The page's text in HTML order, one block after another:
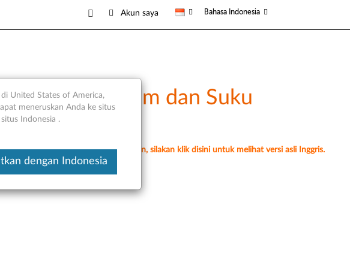
Akun saya Bahasa Indonesia
Tinjauan Umum dan Suku
Ini merupakan artikel terjemahan mesin, silakan klik disini untuk melihat versi asli Inggris.
United States of America,
meneruskan Anda ke situs
Indonesia .
dengan Indonesia